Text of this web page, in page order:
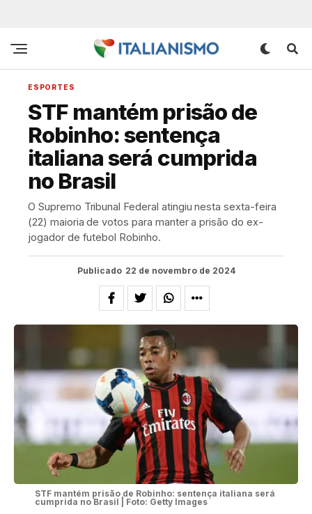
ESPORTES
STF mantém prisão de
Robinho: sentença
italiana será cumprida
no Brasil
O Supremo Tribunal Federal atingiu nesta sexta-feira
(22) maioria de votos para manter a prisão do ex-
jogador de futebol Robinho.
Publicado 22 de novembro de 2024
STF mantém prisão de Robinho: sentença italiana será
cumprida no Brasil | Foto: Getty Images